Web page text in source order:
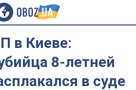
в Киеве:
8-летней
в суде